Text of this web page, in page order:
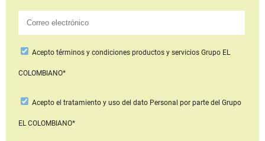
Aceptotérminos y condiciones productos y serviciosGrupo EL
COLOMBIANO*
Acepto el tratamiento y uso del dato Personal por parte del Grupo
EL COLOMBIANO*